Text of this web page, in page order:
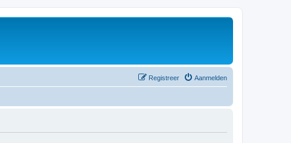
Aanmelden
Registreer